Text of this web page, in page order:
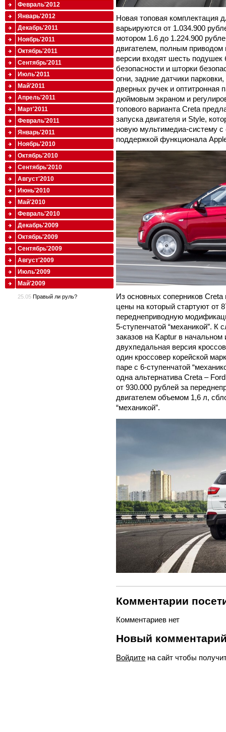
Новая топовая комплектация
варьируются от 1.034.900
мотором 1.6 до 1.224.900
двигателем, полным приводом
версии входят шесть
безопасности и шторки
огни, задние датчики
дверных ручек и оптитронная
дюймовым экраном и
топового варианта Creta
запуска двигателя и Style,
новую мультимедиа-систему
поддержкой функционала
Из основных соперников
цены на который стартуют от
переднеприводную
5-ступенчатой “механикой”. К
заказов на Kaptur в
двухпедальная версия
один кроссовер корейской
паре с 6-ступенчатой
одна альтернатива Creta –
от 930.000 рублей за
двигателем объемом 1,6 л,
“механикой”.
Комментарии
Комментариев нет
Новый
Войдите на сайт чтобы
Февраль'2012
Январь'2012
Декабрь'2011
Ноябрь'2011
Октябрь'2011
Сентябрь'2011
Июль'2011
Май'2011
Апрель'2011
Март'2011
Февраль'2011
Январь'2011
Ноябрь'2010
Октябрь'2010
Сентябрь'2010
Август'2010
Июнь'2010
Май'2010
Февраль'2010
Декабрь'2009
Октябрь'2009
Сентябрь'2009
Август'2009
Июль'2009
Май'2009
25.05 Правый ли руль?